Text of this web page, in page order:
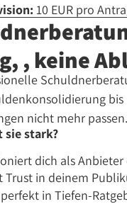
10 EUR pro
, keine
nicht mehr passen.
sie stark?
dich als
Trust in deinem
perfekt in Tiefen-